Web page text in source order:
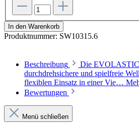
In den Warenkorb
Produktnummer: SW10315.6
Beschreibung
Die EVOLASTIC
durchdrehsichere und spielfreie
flexiblen Einsatz in einer Vie…
Bewertungen
Menü schließen